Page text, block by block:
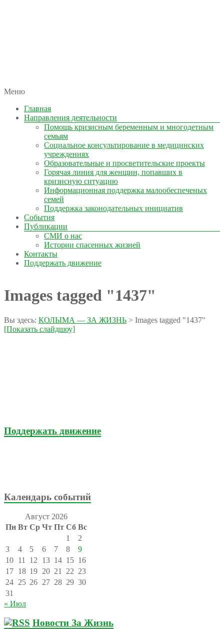
КОЛЫМА — ЗА ЖИЗНЬ
автономная некоммерческая организация
Меню
Главная
Направления деятельности
Помощь кризисным беременным и многодетным
семьям
Социальное консультирование в медицинских
учреждениях
Образовательные и просветительские проекты
Горячая линия для женщин, попавших в
кризисную ситуацию
Информационная поддержка малообеспеченых
семей
Поддержка законодательных инициатив
События
Публикации
СМИ о нас
Истории спасенных жизней
Контакты
Поддержать движение
Images tagged "1437"
Вы здесь: КОЛЫМА — ЗА ЖИЗНЬ > Images tagged "1437"
[Показать слайдшоу]
Поддержать движение
Календарь событий
Август 2026
Пн Вт Ср Чт Пт Сб Вс
1
2
3
4 5 6 7 8
9
10 11 12 13 14 15 16
17 18 19 20 21 22 23
24 25 26 27 28 29 30
31
« Июл
Новости За Жизнь